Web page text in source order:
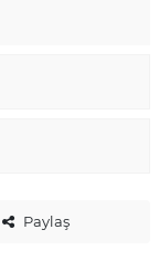
Paylaş